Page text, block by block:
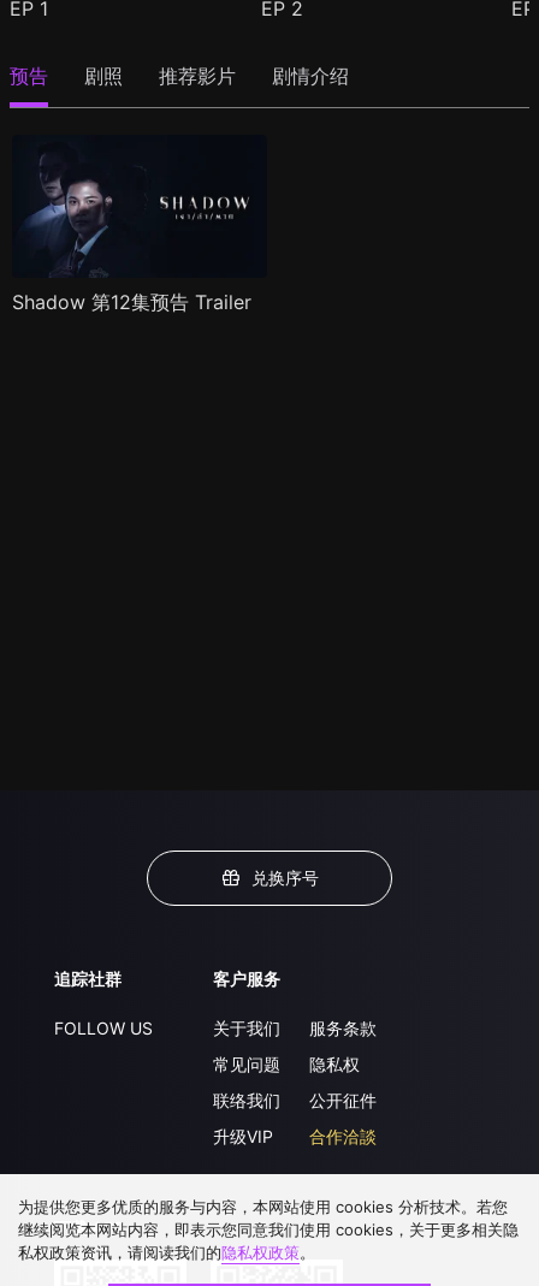
EP 1 EP 2
预告 剧照 推荐影片 剧情介绍
Shadow 第12集预告 Trailer
兑换序号
追踪社群
FOLLOW US
客户服务
关于我们
常见问题
联络我们
升级VIP
服务条款
隐私权
公开征件
合作洽談
下载 APP
为提供您更多优质的服务与内容，本网站使用 cookies 分析技术。若您
继续阅览本网站内容，即表示您同意我们使用 cookies，关于更多相关隐
私权政策资讯，请阅读我们的隐私权政策。